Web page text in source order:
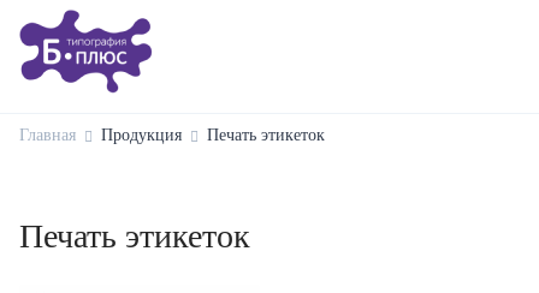
Главная Продукция Печать этикеток
Печать этикеток